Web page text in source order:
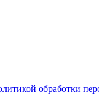
обработки